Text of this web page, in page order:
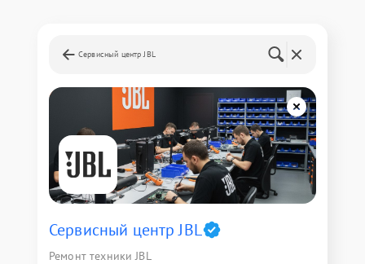
Сервисный центр JBL
Сервисный центр JBL
Ремонт техники JBL